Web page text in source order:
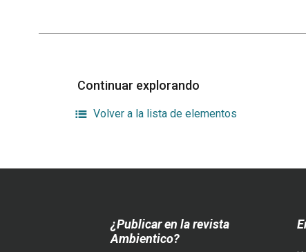
Continuar explorando
Volver a la lista de elementos
¿Publicar en la revista
Ambientico?